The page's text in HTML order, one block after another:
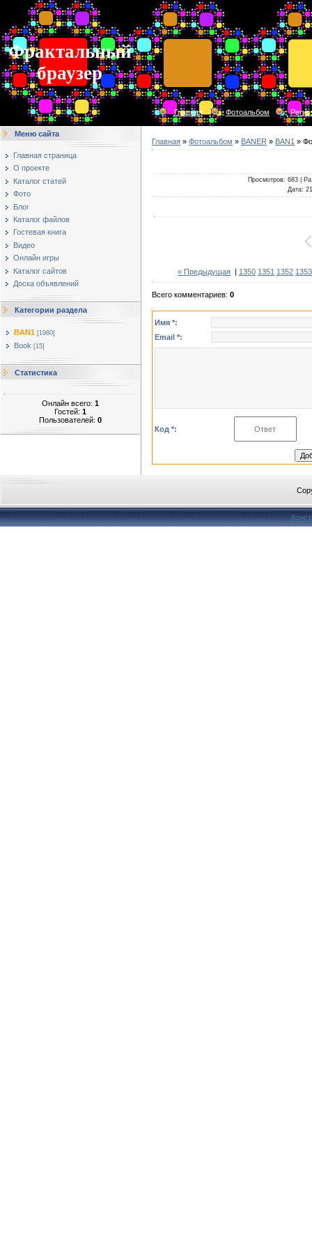
Фрактальный
браузер
Главная Фотоальбом
Меню сайта
Главная страница
О проекте
Каталог статей
Фото
Блог
Каталог файлов
Гостевая книга
Видео
Онлайн игры
Каталог сайтов
Доска объявлений
Категории раздела
BAN1 [1980]
Book [15]
Статистика
Онлайн всего: 1
Гостей: 1
Пользователей: 0
Главная » Фотоальбом » BANER » BAN1 »
Просмотров: 683 |
Дата:
« Предыдущая | 1350 1351 1352 1353
Всего комментариев: 0
Имя *:
Email *:
Код *: